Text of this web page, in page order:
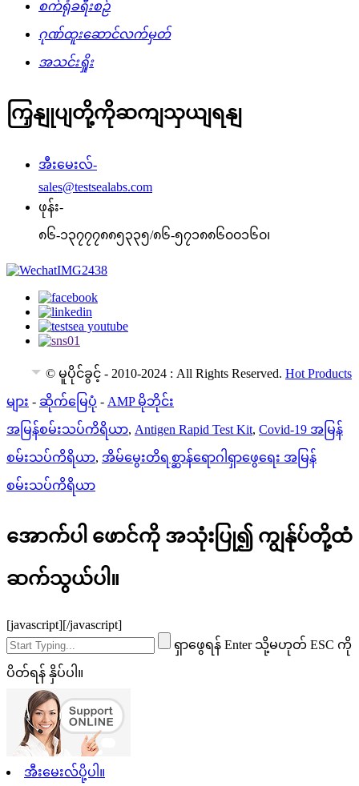
စက်ရုံခရီးစဉ်
ဂုဏ်ထူးဆောင်လက်မှတ်
အသင်းရှိုး
ကြှနျုပျတို့ကိုဆကျသှယျရနျ
အီးမေးလ်-
sales@testsealabs.com
ဖုန်း-
၈၆-၁၃၇၇၇၈၈၅၃၃၅/၈၆-၅၇၁၈၈၆၀၀၁၆၀၊
© မူပိုင်ခွင့် - 2010-2024 : All Rights Reserved. Hot Products
များ - ဆိုက်မြေပုံ - AMP မိုဘိုင်း
အမြန်စမ်းသပ်ကိရိယာ, Antigen Rapid Test Kit, Covid-19 အမြန်
စမ်းသပ်ကိရိယာ, အိမ်မွေးတိရစ္ဆာန်ရောဂါရှာဖွေရေး အမြန်
စမ်းသပ်ကိရိယာ
အောက်ပါ ဖောင်ကို အသုံးပြု၍ ကျွန်ုပ်တို့ထံ
ဆက်သွယ်ပါ။
[javascript][/javascript]
ရှာဖွေရန် Enter သို့မဟုတ် ESC ကို
ပိတ်ရန် နှိပ်ပါ။
အီးမေးလ်ပို့ပါ။